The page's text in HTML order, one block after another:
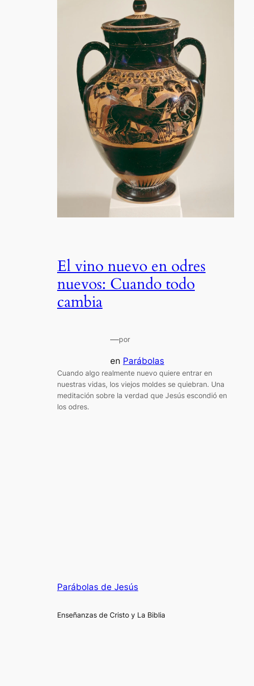
El vino nuevo en odres
nuevos: Cuando todo
cambia
—por
en Parábolas
Cuando algo realmente nuevo quiere entrar en
nuestras vidas, los viejos moldes se quiebran. Una
meditación sobre la verdad que Jesús escondió en
los odres.
Parábolas de Jesús
Enseñanzas de Cristo y La Biblia